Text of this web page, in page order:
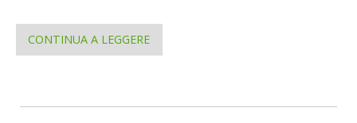
CONTINUA A LEGGERE